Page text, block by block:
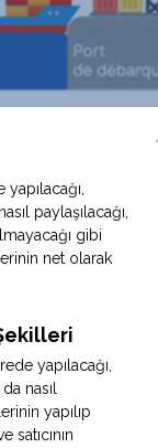
paylaşılacağı,
gibi
net olarak
yapılacağı,
nasıl
yapılıp
satıcının